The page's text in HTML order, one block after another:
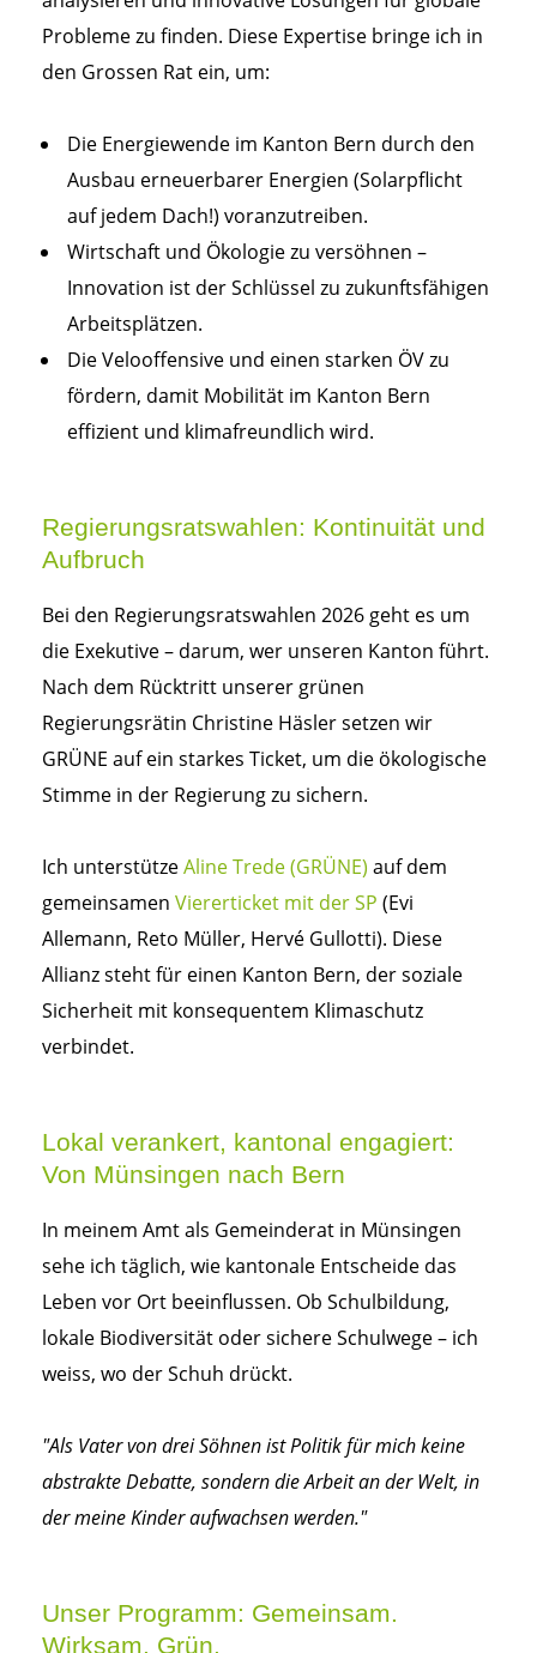
Probleme zu finden. Diese Expertise bringe ich in
den Grossen Rat ein, um:
Die Energiewende im Kanton Bern durch den
Ausbau erneuerbarer Energien (Solarpflicht
auf jedem Dach!) voranzutreiben.
Wirtschaft und Ökologie zu versöhnen –
Innovation ist der Schlüssel zu zukunftsfähigen
Arbeitsplätzen.
Die Velooffensive und einen starken ÖV zu
fördern, damit Mobilität im Kanton Bern
effizient und klimafreundlich wird.
Regierungsratswahlen: Kontinuität und
Aufbruch
Bei den Regierungsratswahlen 2026 geht es um
die Exekutive – darum, wer unseren Kanton führt.
Nach dem Rücktritt unserer grünen
Regierungsrätin Christine Häsler setzen wir
GRÜNE auf ein starkes Ticket, um die ökologische
Stimme in der Regierung zu sichern.
Ich unterstützeAline Trede (GRÜNE) auf dem
gemeinsamen Viererticket mit der SP (Evi
Allemann, Reto Müller, Hervé Gullotti). Diese
Allianz steht für einen Kanton Bern, der soziale
Sicherheit mit konsequentem Klimaschutz
verbindet.
Lokal verankert, kantonal engagiert:
Von Münsingen nach Bern
In meinem Amt als Gemeinderat in Münsingen
sehe ich täglich, wie kantonale Entscheide das
Leben vor Ort beeinflussen. Ob Schulbildung,
lokale Biodiversität oder sichere Schulwege – ich
weiss, wo der Schuh drückt.
"Als Vater von drei Söhnen ist Politik für mich keine
abstrakte Debatte, sondern die Arbeit an der Welt, in
der meine Kinder aufwachsen werden."
Unser Programm: Gemeinsam.
Wirksam. Grün.